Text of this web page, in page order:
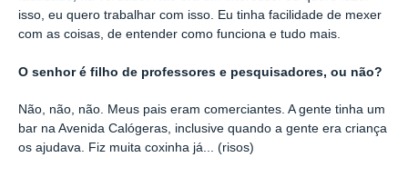
isso, eu quero trabalhar com isso. Eu tinha facilidade de mexer
com as coisas, de entender como funciona e tudo mais.
O senhor é filho de professores e pesquisadores, ou não?
Não, não, não. Meus pais eram comerciantes. A gente tinha um
bar na Avenida Calógeras, inclusive quando a gente era criança
os ajudava. Fiz muita coxinha já... (risos)